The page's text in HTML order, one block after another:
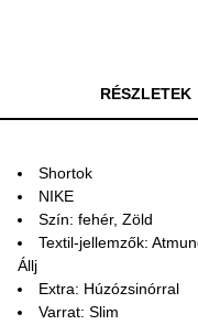
RÉSZLETEK
Shortok
NIKE
Szín: fehér, Zöld
Textil-jellemzők:
Állj
Extra: Húzózsinórral
Varrat: Slim